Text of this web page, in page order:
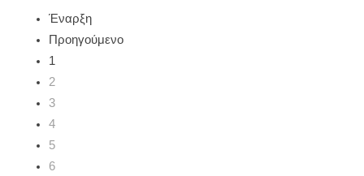
Έναρξη
Προηγούμενο
1
2
3
4
5
6